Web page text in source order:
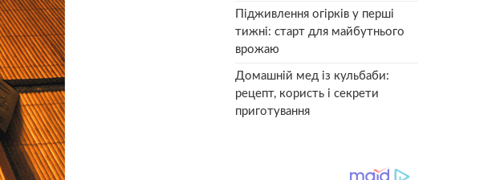
Підживлення огірків у перші
тижні: старт для майбутнього
врожаю
Домашній мед із кульбаби:
рецепт, користь і секрети
приготування